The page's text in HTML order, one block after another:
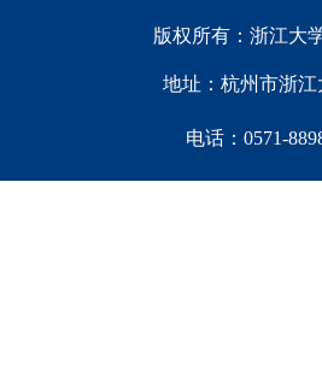
版权所有：浙江大
地址：杭州市浙江
电话：0571-